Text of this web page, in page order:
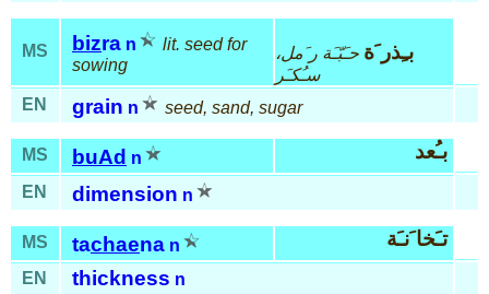
MS bizra n
lit. seed for
sowing
بـِذر َة حـَبّـَة ر َمل،
سـُكـَر
EN
grain n seed, sand, sugar
MS buAd n بـُعد
EN dimension n
MS tachaena n تـَخا َنـَة
EN thickness n